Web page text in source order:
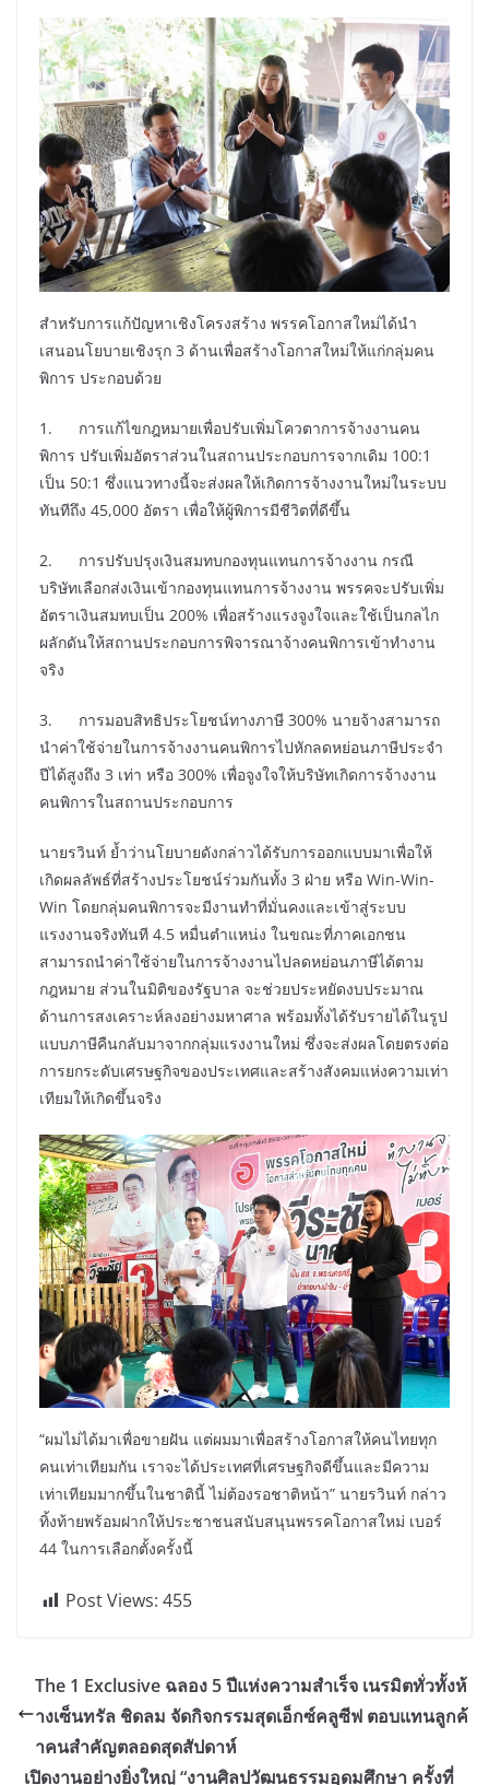
สำหรับการแก้ปัญหาเชิงโครงสร้าง พรรคโอกาสใหม่ได้นำ
เสนอนโยบายเชิงรุก 3 ด้านเพื่อสร้างโอกาสใหม่ให้แก่กลุ่มคน
พิการ ประกอบด้วย
1. การแก้ไขกฎหมายเพื่อปรับเพิ่มโควตาการจ้างงานคน
พิการ ปรับเพิ่มอัตราส่วนในสถานประกอบการจากเดิม 100:1
เป็น 50:1 ซึ่งแนวทางนี้จะส่งผลให้เกิดการจ้างงานใหม่ในระบบ
ทันทีถึง 45,000 อัตรา เพื่อให้ผู้พิการมีชีวิตที่ดีขึ้น
2. การปรับปรุงเงินสมทบกองทุนแทนการจ้างงาน กรณี
บริษัทเลือกส่งเงินเข้ากองทุนแทนการจ้างงาน พรรคจะปรับเพิ่ม
อัตราเงินสมทบเป็น 200% เพื่อสร้างแรงจูงใจและใช้เป็นกลไก
ผลักดันให้สถานประกอบการพิจารณาจ้างคนพิการเข้าทำงาน
จริง
3. การมอบสิทธิประโยชน์ทางภาษี 300% นายจ้างสามารถ
นำค่าใช้จ่ายในการจ้างงานคนพิการไปหักลดหย่อนภาษีประจำ
ปีได้สูงถึง 3 เท่า หรือ 300% เพื่อจูงใจให้บริษัทเกิดการจ้างงาน
คนพิการในสถานประกอบการ
นายรวินท์ ย้ำว่านโยบายดังกล่าวได้รับการออกแบบมาเพื่อให้
เกิดผลลัพธ์ที่สร้างประโยชน์ร่วมกันทั้ง 3 ฝ่าย หรือ Win-Win-
Win โดยกลุ่มคนพิการจะมีงานทำที่มั่นคงและเข้าสู่ระบบ
แรงงานจริงทันที 4.5 หมื่นตำแหน่ง ในขณะที่ภาคเอกชน
สามารถนำค่าใช้จ่ายในการจ้างงานไปลดหย่อนภาษีได้ตาม
กฎหมาย ส่วนในมิติของรัฐบาล จะช่วยประหยัดงบประมาณ
ด้านการสงเคราะห์ลงอย่างมหาศาล พร้อมทั้งได้รับรายได้ในรูป
แบบภาษีคืนกลับมาจากกลุ่มแรงงานใหม่ ซึ่งจะส่งผลโดยตรงต่อ
การยกระดับเศรษฐกิจของประเทศและสร้างสังคมแห่งความเท่า
เทียมให้เกิดขึ้นจริง
“ผมไม่ได้มาเพื่อขายฝัน แต่ผมมาเพื่อสร้างโอกาสให้คนไทยทุก
คนเท่าเทียมกัน เราจะได้ประเทศที่เศรษฐกิจดีขึ้นและมีความ
เท่าเทียมมากขึ้นในชาตินี้ ไม่ต้องรอชาติหน้า” นายรวินท์ กล่าว
ทิ้งท้ายพร้อมฝากให้ประชาชนสนับสนุนพรรคโอกาสใหม่ เบอร์
44 ในการเลือกตั้งครั้งนี้
Post Views: 455
The 1 Exclusive ฉลอง 5 ปีแห่งความสำเร็จ เนรมิตทั่วทั้งห้
างเซ็นทรัล ชิดลม จัดกิจกรรมสุดเอ็กซ์คลูซีฟ ตอบแทนลูกค้
าคนสำคัญตลอดสุดสัปดาห์
เปิดงานอย่างยิ่งใหญ่ “งานศิลปวัฒนธรรมอุดมศึกษา ครั้งที่